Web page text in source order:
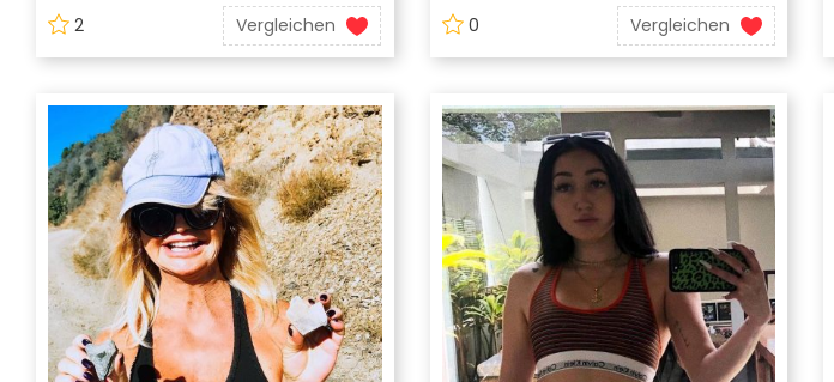
2 Vergleichen 0 Vergleichen